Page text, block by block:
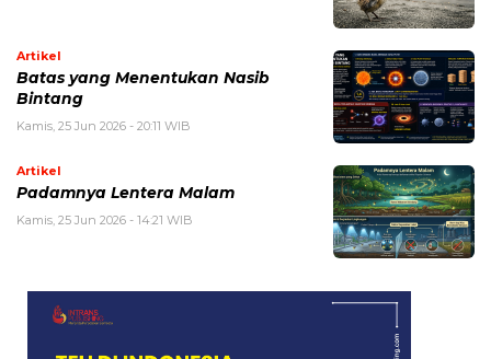
Artikel
Batas yang Menentukan Nasib
Bintang
Kamis, 25 Jun 2026 - 20:11 WIB
Artikel
Padamnya Lentera Malam
Kamis, 25 Jun 2026 - 14:21 WIB